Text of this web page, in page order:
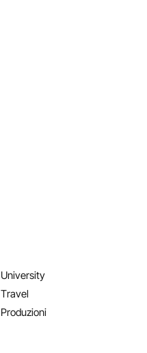
University
Travel
Produzioni